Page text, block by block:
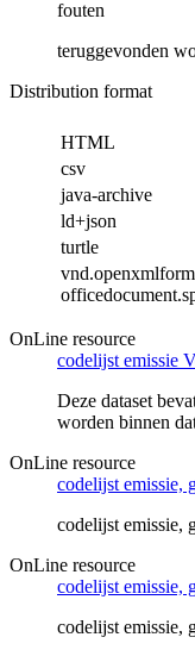
fouten
teruggevonden
Distribution format
HTML
csv
java-archive
ld+json
turtle
OnLine resource
codelijst emissie
Deze dataset
worden binnen
OnLine resource
codelijst emissie,
codelijst emissie,
OnLine resource
codelijst emissie,
codelijst emissie,